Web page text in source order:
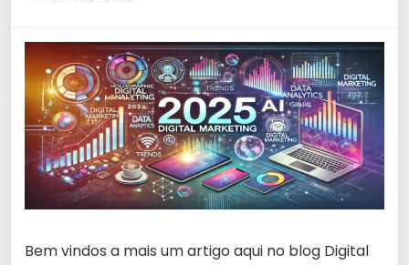
Bem vindos a mais um artigo aqui no blog Digital